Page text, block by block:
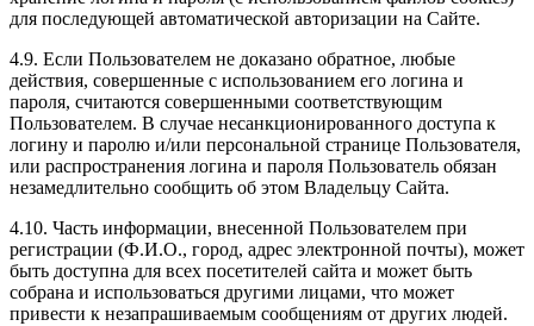
для последующей автоматической авторизации на Сайте.
4.9. Если Пользователем не доказано обратное, любые
действия, совершенные с использованием его логина и
пароля, считаются совершенными соответствующим
Пользователем. В случае несанкционированного доступа к
логину и паролю и/или персональной странице Пользователя,
или распространения логина и пароля Пользователь обязан
незамедлительно сообщить об этом Владельцу Сайта.
4.10. Часть информации, внесенной Пользователем при
регистрации (Ф.И.О., город, адрес электронной почты), может
быть доступна для всех посетителей сайта и может быть
собрана и использоваться другими лицами, что может
привести к незапрашиваемым сообщениям от других людей.